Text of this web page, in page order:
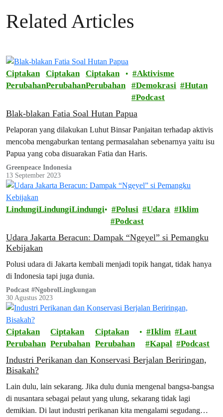
Related Articles
Ciptakan
Perubahan
Ciptakan
Perubahan
Ciptakan
Perubahan
Aktivisme
Demokrasi
Hutan
Podcast
Blak-blakan Fatia Soal Hutan Papua
Pelaporan yang dilakukan Luhut Binsar Panjaitan terhadap aktivis
mencoba mengaburkan tentang permasalahan sebenarnya yaitu isu
Papua yang coba disuarakan Fatia dan Haris.
Greenpeace Indonesia
13 September 2023
LindungiLindungiLindungi Polusi Udara
Iklim
Podcast
Udara Jakarta Beracun: Dampak “Ngeyel” si Pemangku
Kebijakan
Polusi udara di Jakarta kembali menjadi topik hangat, tidak hanya
di Indonesia tapi juga dunia.
Podcast #NgobrolLingkungan
30 Agustus 2023
Ciptakan
Perubahan
Ciptakan
Perubahan
Ciptakan
Perubahan
Iklim
Laut
Kapal
Podcast
Industri Perikanan dan Konservasi Berjalan Beriringan,
Bisakah?
Lain dulu, lain sekarang. Jika dulu dunia mengenal bangsa-bangsa
di nusantara sebagai pelaut yang ulung, sekarang tidak lagi
demikian. Di laut industri perikanan kita mengalami segudang